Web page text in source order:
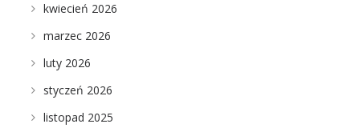
kwiecień 2026
marzec 2026
luty 2026
styczeń 2026
listopad 2025